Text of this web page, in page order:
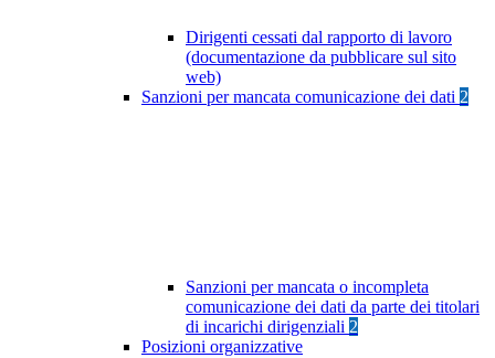
Dirigenti cessati dal rapporto di lavoro
(documentazione da pubblicare sul sito
web)
Sanzioni per mancata comunicazione dei dati 2
Sanzioni per mancata o incompleta
comunicazione dei dati da parte dei titolari
di incarichi dirigenziali 2
Posizioni organizzative